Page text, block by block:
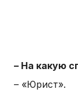
– На какую
– «Юрист».